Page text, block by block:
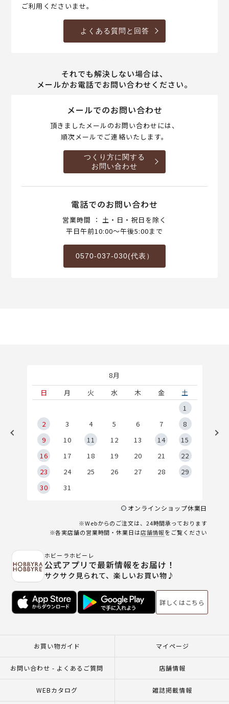
ご利用くださいませ。
よくある質問と回答
それでも解決しない場合は、
メールかお電話でお問い合わせください。
メールでのお問い合わせ
頂きましたメールのお問い合わせには、
順次メールでご連絡いたします。
つくり方に関する
お問い合わせ
電話でのお問い合わせ
営業時間 ： 土・日・祝日を除く
平日午前10:00～午後5:00まで
0570-037-030(代表）
8月
日
月 火 水 木 金
土
1
2
3 4 5 6 7
8
9
10 11 12 13 14
15
16
17 18 19 20 21
22
23
24 25 26 27 28
29
30
31
オンラインショップ休業日
※Webからのご注文は、24時間承っております
※各実店舗の営業時間・休業日は店舗情報をご覧ください
ホビーラホビーレ
公式アプリで最新情報をお届け！
サクサク見られて、楽しいお買い物♪
詳しくはこちら
お買い物ガイド マイページ
お問い合わせ - よくあるご質問 店舗情報
WEBカタログ 雑誌掲載情報